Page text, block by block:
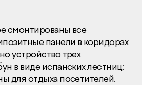
смонтированы все
панели в коридорах
устройство трех
в виде испанских лестниц:
для отдыха посетителей.